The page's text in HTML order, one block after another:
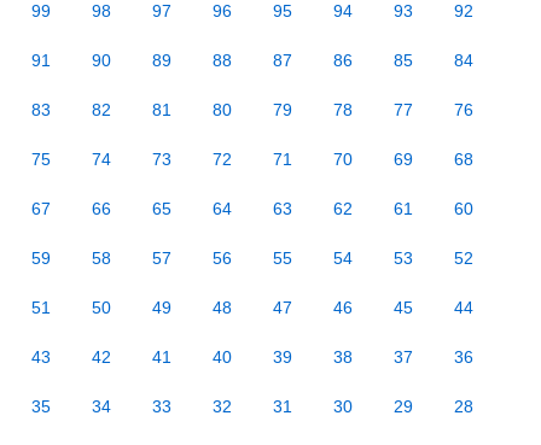
99 98 97 96 95 94 93 92
91 90 89 88 87 86 85 84
83 82 81 80 79 78 77 76
75 74 73 72 71 70 69 68
67 66 65 64 63 62 61 60
59 58 57 56 55 54 53 52
51 50 49 48 47 46 45 44
43 42 41 40 39 38 37 36
35 34 33 32 31 30 29 28